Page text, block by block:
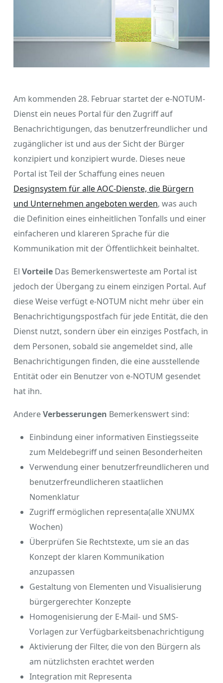
Am kommenden 28. Februar startet der e-NOTUM-
Dienst ein neues Portal für den Zugriff auf
Benachrichtigungen, das benutzerfreundlicher und
zugänglicher ist und aus der Sicht der Bürger
konzipiert und konzipiert wurde. Dieses neue
Portal ist Teil der Schaffung eines neuen
Designsystem für alle AOC-Dienste, die Bürgern
und Unternehmen angeboten werden, was auch
die Definition eines einheitlichen Tonfalls und einer
einfacheren und klareren Sprache für die
Kommunikation mit der Öffentlichkeit beinhaltet.
El Vorteile Das Bemerkenswerteste am Portal ist
jedoch der Übergang zu einem einzigen Portal. Auf
diese Weise verfügt e-NOTUM nicht mehr über ein
Benachrichtigungspostfach für jede Entität, die den
Dienst nutzt, sondern über ein einziges Postfach, in
dem Personen, sobald sie angemeldet sind, alle
Benachrichtigungen finden, die eine ausstellende
Entität oder ein Benutzer von e-NOTUM gesendet
hat ihn.
AndereVerbesserungen Bemerkenswert sind:
Einbindung einer informativen Einstiegsseite
zum Meldebegriff und seinen Besonderheiten
Verwendung einer benutzerfreundlicheren und
benutzerfreundlicheren staatlichen
Nomenklatur
Zugriff ermöglichen representa(alle XNUMX
Wochen)
Überprüfen Sie Rechtstexte, um sie an das
Konzept der klaren Kommunikation
anzupassen
Gestaltung von Elementen und Visualisierung
bürgergerechter Konzepte
Homogenisierung der E-Mail- und SMS-
Vorlagen zur Verfügbarkeitsbenachrichtigung
Aktivierung der Filter, die von den Bürgern als
am nützlichsten erachtet werden
Integration mit Representa